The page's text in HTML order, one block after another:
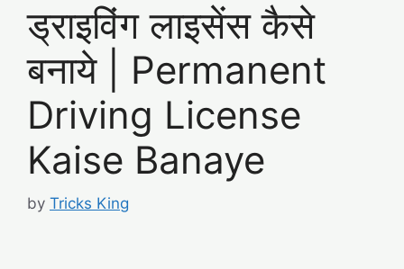
ड्राइविंग लाइसेंस कैसे
बनाये | Permanent
Driving License
Kaise Banaye
by Tricks King